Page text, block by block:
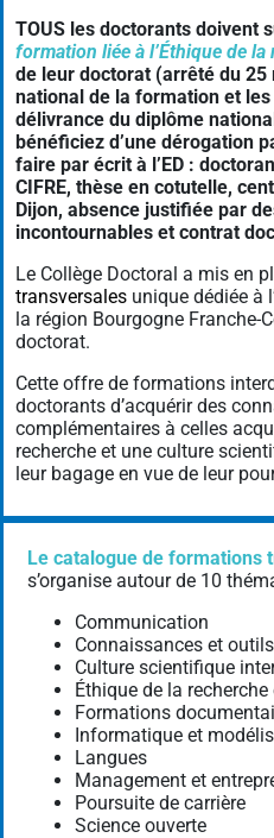
TOUS les doctorants doivent
formation liée à l’Éthique de la
de leur doctorat (arrêté du
national de la formation et
délivrance du diplôme
bénéficiez d’une dérogation
faire par écrit à l’ED :
CIFRE, thèse en cotutelle,
Dijon, absence justifiée par
incontournables et contrat
Le Collège Doctoral a mis en
transversales unique dédiée à
la région Bourgogne Franche-
doctorat.
Cette offre de formations
doctorants d’acquérir des
complémentaires à celles
recherche et une culture
leur bagage en vue de leur
Le catalogue de formations
s’organise autour de 10
Communication
Connaissances et
Culture scientifique
Éthique de la
Formations
Informatique et
Langues
Management et
Poursuite de carrière
Science ouverte